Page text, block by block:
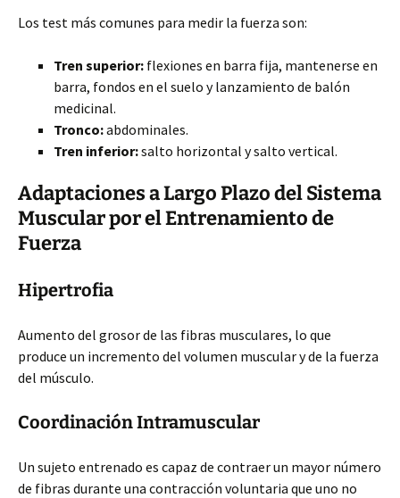
Los test más comunes para medir la fuerza son:
Tren superior: flexiones en barra fija, mantenerse en
barra, fondos en el suelo y lanzamiento de balón
medicinal.
Tronco:abdominales.
Tren inferior:salto horizontal y salto vertical.
Adaptaciones a Largo Plazo del Sistema
Muscular por el Entrenamiento de
Fuerza
Hipertrofia
Aumento del grosor de las fibras musculares, lo que
produce un incremento del volumen muscular y de la fuerza
del músculo.
Coordinación Intramuscular
Un sujeto entrenado es capaz de contraer un mayor número
de fibras durante una contracción voluntaria que uno no